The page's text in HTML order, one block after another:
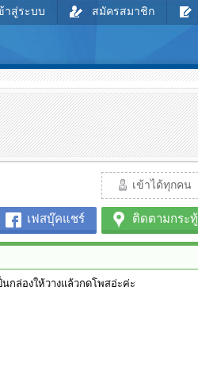
าสู่ระบบ สมัครสมาชิก
เข้าได้ทุกคน
เฟสบุ๊คแชร์ ติดตามกระทู้
กล่องให้วางแล้วกดโพสอ่ะค่ะ